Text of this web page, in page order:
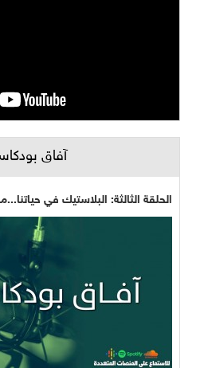
آفاق
الحلقة الثالثة: البلاستيك في